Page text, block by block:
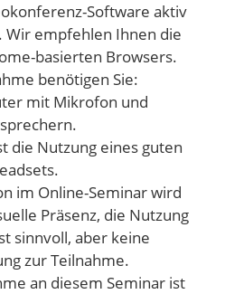
Software aktiv
Wir empfehlen Ihnen die
basierten Browsers.
benötigen Sie:
mit Mikrofon und
die Nutzung eines guten
im Online-Seminar wird
Präsenz, die Nutzung
sinnvoll, aber keine
zur Teilnahme.
an diesem Seminar ist